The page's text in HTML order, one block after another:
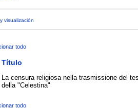
visualización
todo
Título
La censura religiosa nella trasmissione del
della "Celestina"
todo